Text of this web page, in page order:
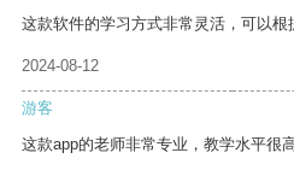
这款软件的学习方式非常灵活，可以根
2024-08-12
游客
这款app的老师非常专业，教学水平很